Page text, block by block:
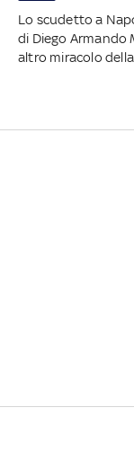
Lo scudetto a
di Diego Armando
altro miracolo